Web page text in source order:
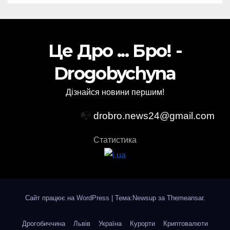
Це Дро ... Бро! -
Drogobychyna
Дізнайся новини першим!
📭 drobro.news24@gmail.com
Статистика
Сайт працює на WordPress Тема:Newsup за Themeansar.
Дрогобиччина Львів Україна Курорти Криптовалюти